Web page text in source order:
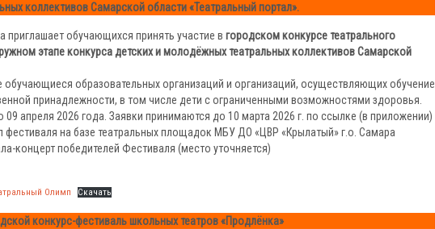
коллективов Самарской области «Театральный портал».
обучающихся принять участие в городском конкурсе театрального
этапе конкурса детских и молодёжных театральных коллективов Самарской
обучающиеся образовательных организаций и организаций, осуществляющих обучение
принадлежности, в том числе дети с ограниченными возможностями здоровья.
09 апреля 2026 года. Заявки принимаются до 10 марта 2026 г. по ссылке (в приложении)
фестиваля на базе театральных площадок МБУ ДО «ЦВР «Крылатый» г.о. Самара
концерт победителей Фестиваля (место уточняется)
Олимп
Скачать
конкурс-фестиваль школьных театров «Продлёнка»